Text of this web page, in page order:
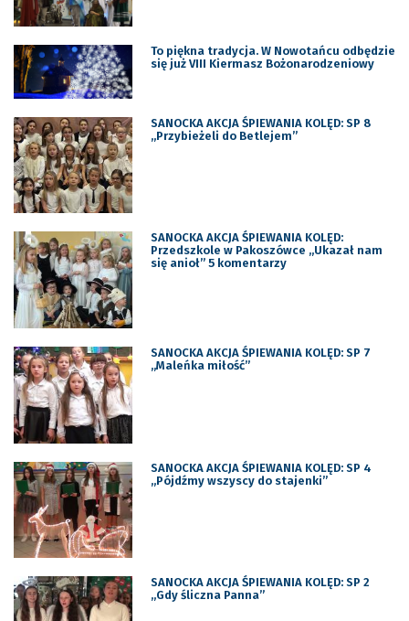
To piękna tradycja. W Nowotańcu odbędzie
się już VIII Kiermasz Bożonarodzeniowy
SANOCKA AKCJA ŚPIEWANIA KOLĘD: SP 8
„Przybieżeli do Betlejem”
SANOCKA AKCJA ŚPIEWANIA KOLĘD:
Przedszkole w Pakoszówce „Ukazał nam
się anioł” 5 komentarzy
SANOCKA AKCJA ŚPIEWANIA KOLĘD: SP 7
„Maleńka miłość”
SANOCKA AKCJA ŚPIEWANIA KOLĘD: SP 4
„Pójdźmy wszyscy do stajenki”
SANOCKA AKCJA ŚPIEWANIA KOLĘD: SP 2
„Gdy śliczna Panna”